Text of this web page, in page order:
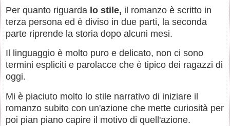
Per quanto riguarda lo stile, il romanzo è scritto in
terza persona ed è diviso in due parti, la seconda
parte riprende la storia dopo alcuni mesi.
Il linguaggio è molto puro e delicato, non ci sono
termini espliciti e parolacce che è tipico dei ragazzi di
oggi.
Mi è piaciuto molto lo stile narrativo di iniziare il
romanzo subito con un'azione che mette curiosità per
poi pian piano capire il motivo di quell'azione.